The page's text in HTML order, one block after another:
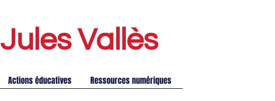
Jules Vallès
Actions éducatives Ressources numériques